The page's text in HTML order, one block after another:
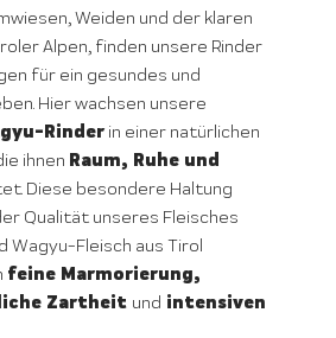
Weiden und der klaren
Alpen, finden unsere Rinder
für ein gesundes und
Hier wachsen unsere
Rinderin einer natürlichen
ihnen Raum, Ruhe und
Diese besondere Haltung
Qualität unseres Fleisches
Wagyu-Fleisch aus Tirol
feine Marmorierung,
Zartheit und intensiven